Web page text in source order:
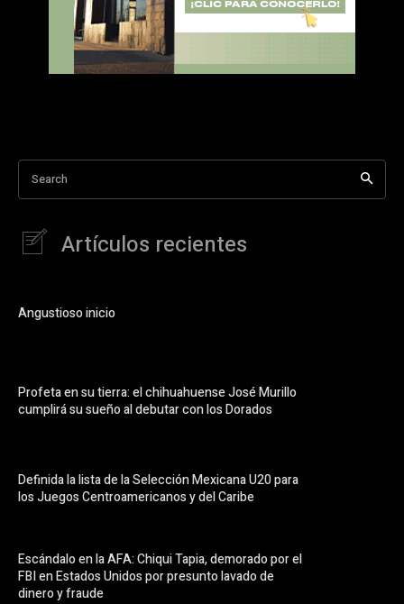
Search
Artículos recientes
Angustioso inicio
Profeta en su tierra: el chihuahuense José Murillo
cumplirá su sueño al debutar con los Dorados
Definida la lista de la Selección Mexicana U20 para
los Juegos Centroamericanos y del Caribe
Escándalo en la AFA: Chiqui Tapia, demorado por el
FBI en Estados Unidos por presunto lavado de
dinero y fraude